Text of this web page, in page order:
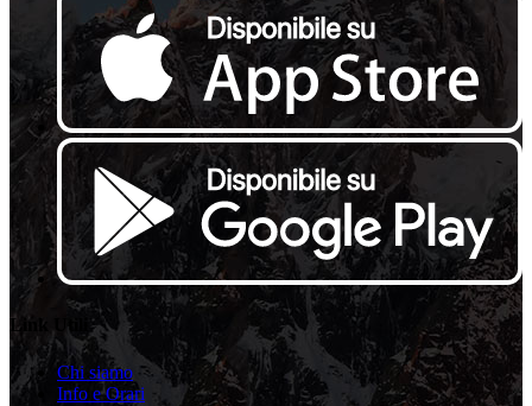
Link Utili
Chi siamo
Info e Orari